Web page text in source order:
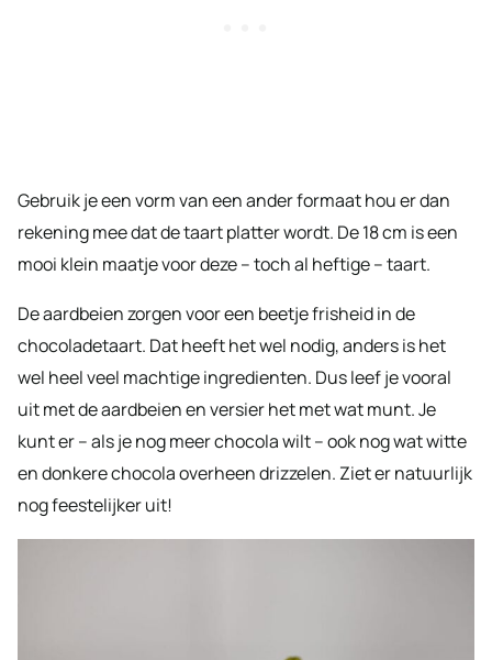
Gebruik je een vorm van een ander formaat hou er dan
rekening mee dat de taart platter wordt. De 18 cm is een
mooi klein maatje voor deze – toch al heftige – taart.
De aardbeien zorgen voor een beetje frisheid in de
chocoladetaart. Dat heeft het wel nodig, anders is het
wel heel veel machtige ingredienten. Dus leef je vooral
uit met de aardbeien en versier het met wat munt. Je
kunt er – als je nog meer chocola wilt – ook nog wat witte
en donkere chocola overheen drizzelen. Ziet er natuurlijk
nog feestelijker uit!